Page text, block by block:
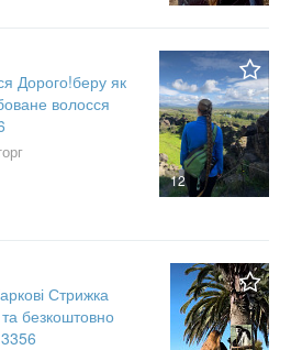
12
Дорого!беру як
волосся
Стрижка
безкоштовно